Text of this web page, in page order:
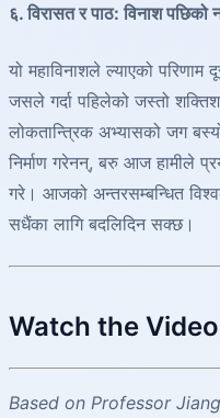
६. विरासत र पाठ: विनाश पछिको
यो महाविनाशले ल्याएको
जसले गर्दा पहिलेको जस्तो
लोकतान्त्रिक अभ्यासको जग
निर्माण गरेनन्, बरु आज हामीले
गरे। आजको अन्तरसम्बन्धित
सधैंका लागि बदलिदिन सक्छ।
Watch the Video
Based on Professor